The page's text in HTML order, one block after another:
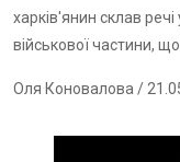
харків'янин склав
військової частини,
Оля Коновалова /